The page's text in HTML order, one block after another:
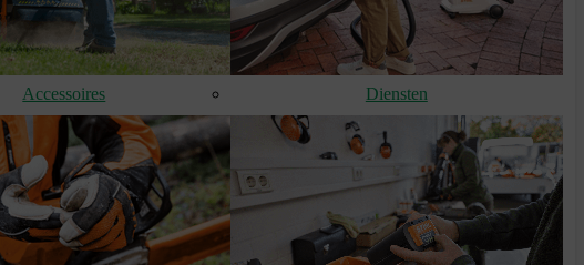
Accessoires Diensten